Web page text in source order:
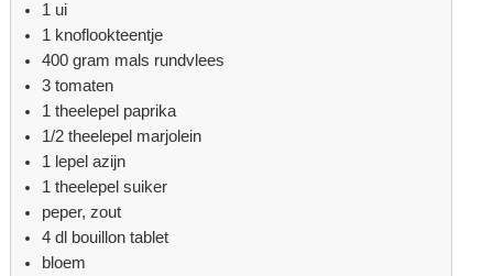
1 ui
1 knoflookteentje
400 gram mals rundvlees
3 tomaten
1 theelepel paprika
1/2 theelepel marjolein
1 lepel azijn
1 theelepel suiker
peper, zout
4 dl bouillon tablet
bloem